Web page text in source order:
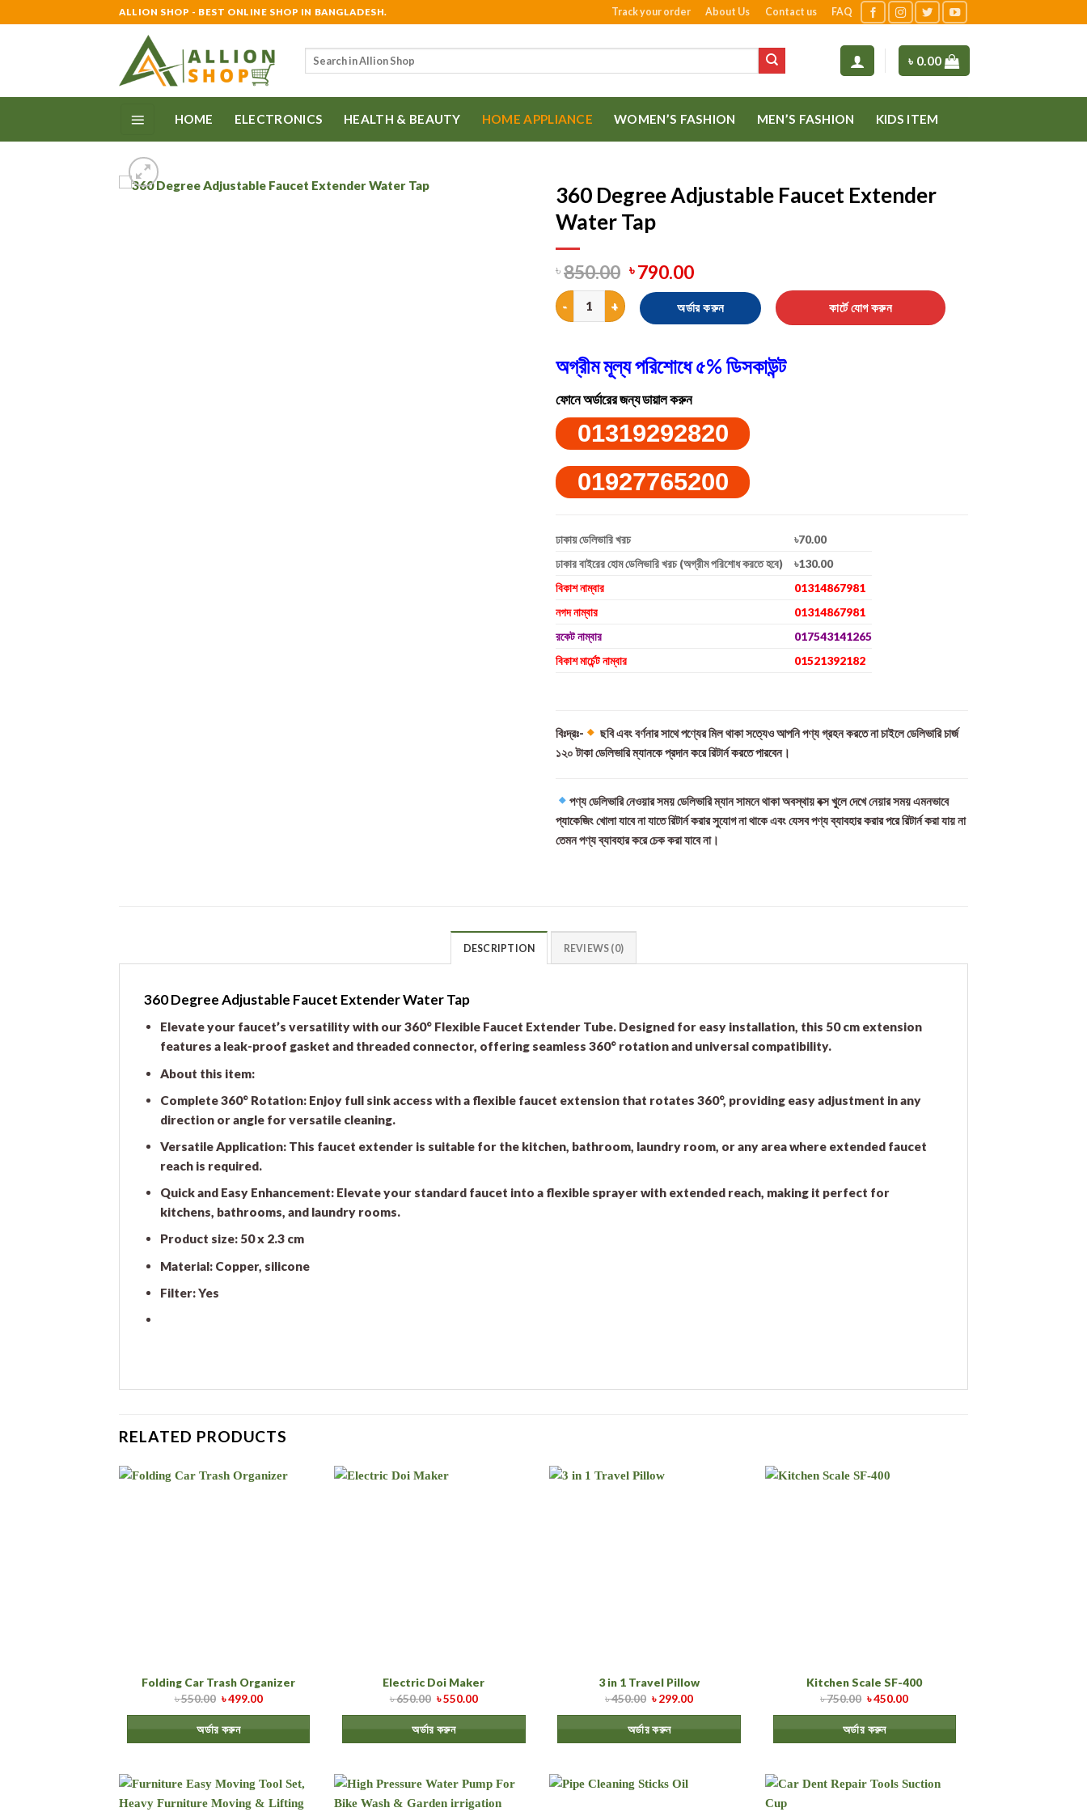
to
ALLION SHOP - BEST ONLINE SHOP IN BANGLADESH. Track your order About Us Contact us FAQ
Search
for:
৳ 0.00
HOME ELECTRONICS HEALTH & BEAUTY HOME APPLIANCE WOMEN’S FASHION MEN’S FASHION KIDS ITEM
360 Degree Adjustable Faucet Extender
Water Tap
৳850.00 ৳790.00
360 Degree Adjustable Faucet Extender Water Tap quantity
অর্ডার করুন কার্টে যোগ করুন
অগ্রীম মূল্য পরিশোধে ৫% ডিসকাউন্ট
ফোনে অর্ডারের জন্য ডায়াল করুন
01319292820
01927765200
ঢাকায় ডেলিভারি খরচ
৳70.00
ঢাকার বাইরের হোম ডেলিভারি খরচ (অগ্রীম পরিশোধ করতে হবে)
৳130.00
বিকাশ নাম্বার
01314867981
নগদ নাম্বার
01314867981
রকেট নাম্বার
017543141265
বিকাশ মার্চেন্ট নাম্বার
01521392182
বিঃদ্রঃ-
ছবি এবং বর্ণনার সাথে পণ্যের মিল থাকা সত্যেও আপনি পণ্য গ্রহন করতে না চাইলে ডেলিভারি চার্জ
১২০ টাকা ডেলিভারি ম্যানকে প্রদান করে রিটার্ন করতে পারবেন।
পণ্য ডেলিভারি নেওয়ার সময় ডেলিভারি ম্যান সামনে থাকা অবস্থায় বক্স খুলে দেখে নেয়ার সময় এমনভাবে
প্যাকেজিং খোলা যাবে না যাতে রিটার্ন করার সুযোগ না থাকে এবং যেসব পণ্য ব্যাবহার করার পরে রিটার্ন করা যায় না
তেমন পণ্য ব্যাবহার করে চেক করা যাবে না।
DESCRIPTION REVIEWS (0)
360 Degree Adjustable Faucet Extender Water Tap
Elevate your faucet’s versatility with our 360° Flexible Faucet Extender Tube. Designed for easy installation, this 50 cm extension
features a leak-proof gasket and threaded connector, offering seamless 360° rotation and universal compatibility.
About this item:
Complete 360° Rotation: Enjoy full sink access with a flexible faucet extension that rotates 360°, providing easy adjustment in any
direction or angle for versatile cleaning.
Versatile Application: This faucet extender is suitable for the kitchen, bathroom, laundry room, or any area where extended faucet
reach is required.
Quick and Easy Enhancement: Elevate your standard faucet into a flexible sprayer with extended reach, making it perfect for
kitchens, bathrooms, and laundry rooms.
Product size: 50 x 2.3 cm
Material: Copper, silicone
Filter: Yes
RELATED PRODUCTS
Folding Car Trash Organizer
৳550.00 ৳499.00
অর্ডার করুন
Electric Doi Maker
৳650.00 ৳550.00
অর্ডার করুন
3 in 1 Travel Pillow
৳450.00 ৳299.00
অর্ডার করুন
Kitchen Scale SF-400
৳750.00 ৳450.00
অর্ডার করুন